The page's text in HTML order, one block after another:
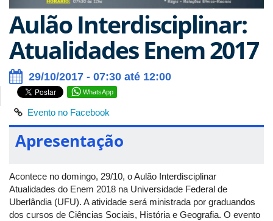
Aulão Interdisciplinar:
Atualidades Enem 2017
29/10/2017 - 07:30 até 12:00
WhatsApp
Evento no Facebook
Apresentação
Acontece no domingo, 29/10, o Aulão Interdisciplinar
Atualidades do Enem 2018 na Universidade Federal de
Uberlândia (UFU). A atividade será ministrada por graduandos
dos cursos de Ciências Sociais, História e Geografia. O evento